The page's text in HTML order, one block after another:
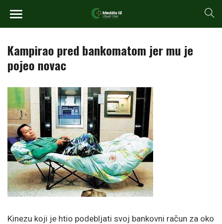
Kampirao pred bankomatom jer mu je
pojeo novac
Kinezu koji je htio podebljati svoj bankovni račun za oko